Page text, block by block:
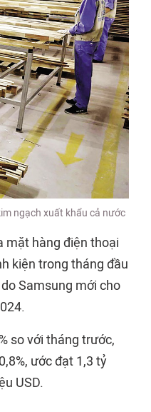
ngạch xuất khẩu cả nước
mặt hàng điện thoại
kiện trong tháng đầu
Samsung mới cho
so với tháng trước,
ước đạt 1,3 tỷ
USD.